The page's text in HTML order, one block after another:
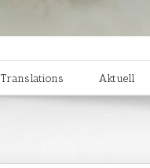
Translations Aktuell